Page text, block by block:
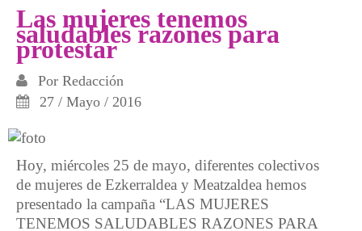
Las mujeres tenemos
saludables razones para
protestar
Por Redacción
27 / Mayo / 2016
Hoy, miércoles 25 de mayo, diferentes colectivos
de mujeres de Ezkerraldea y Meatzaldea hemos
presentado la campaña “LAS MUJERES
TENEMOS SALUDABLES RAZONES PARA